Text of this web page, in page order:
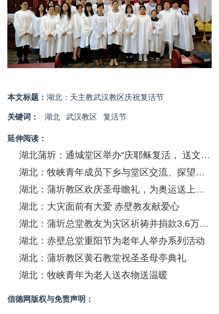
本文标题： 湖北：天主教武汉教区庆祝复活节
关键词： 湖北 武汉教区 复活节
延伸阅读：
湖北蒲圻：通城堂区举办“庆耶稣复活， 送文艺下乡”大型福传活动
湖北：牧峡青年成员下乡与堂区交流、探望麻疯病人
湖北：蒲圻教区欢庆圣母瞻礼，为奥运送上祝福
湖北：大灾面前有大爱 赤壁教友献爱心
湖北：蒲圻总堂教友为灾区祈祷并捐款3.6万余元
湖北：赤壁总堂重阳节为老年人举办系列活动
湖北：蒲圻教区黄石教堂祝圣圣母亭典礼
湖北：牧峡青年为老人送衣物送温暖
信德网版权与免责声明：